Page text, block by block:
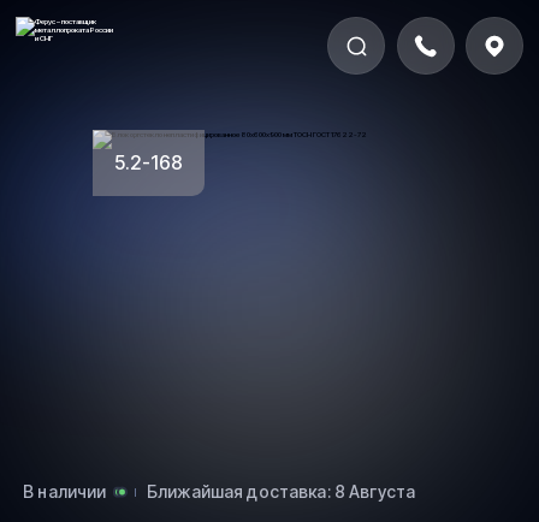
5.2-168
В наличии Ближайшая доставка: 8 Августа